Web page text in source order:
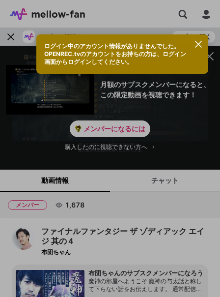
アプリで視聴する アプリで開く
月額のサブスクメンバーになると、
この限定動画を視聴できます！
メンバーになるには
購入したのに視聴できない方へ
動画情報 チャット
メンバー 1,678
ファイナルファンタジー ザ ゾディアック エイ
ジ 其の４
布団ちゃん
布団ちゃんのサブスクメンバーになろう
魔神の部屋へようこそ 魔神の与太話と称し
て下らない話をお伝えします。 通常配信で
ログイン中のアカウント情報がありませんでした。
OPENREC.tvのアカウントをお持ちの方は、ログイン
画面からログインしてください。